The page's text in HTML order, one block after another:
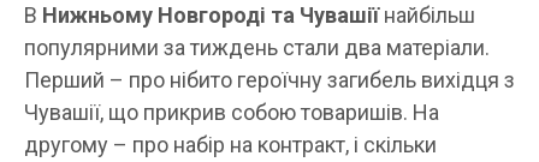
В Нижньому Новгороді та Чувашіїнайбільш
популярними за тиждень стали два матеріали.
Перший – про нібито героїчну загибель вихідця з
Чувашії, що прикрив собою товаришів. На
другому – про набір на контракт, і скільки